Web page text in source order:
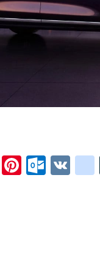
G
Pi O V